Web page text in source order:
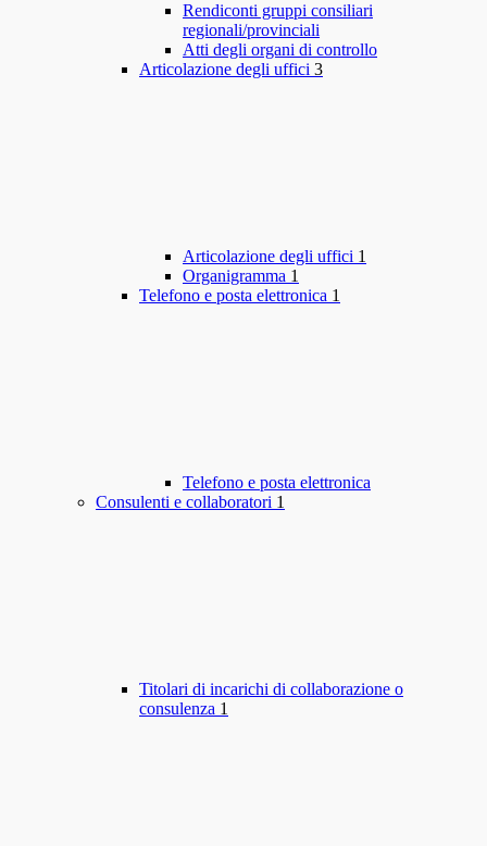
Rendiconti gruppi consiliari
regionali/provinciali
Atti degli organi di controllo
Articolazione degli uffici 3
Articolazione degli uffici 1
Organigramma 1
Telefono e posta elettronica 1
Telefono e posta elettronica
Consulenti e collaboratori 1
Titolari di incarichi di collaborazione o
consulenza 1